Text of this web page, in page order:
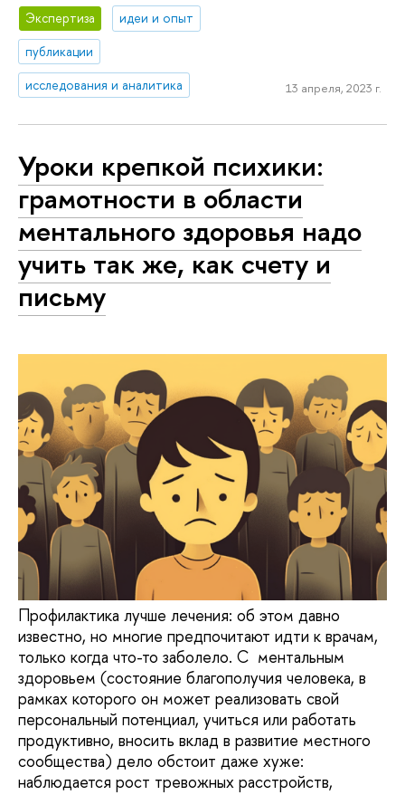
Экспертиза
идеи и опыт
публикации
исследования и аналитика
13 апреля, 2023 г.
Уроки крепкой психики:
грамотности в области
ментального здоровья надо
учить так же, как счету и
письму
Профилактика лучше лечения: об этом давно
известно, но многие предпочитают идти к врачам,
только когда что-то заболело. С ментальным
здоровьем (состояние благополучия человека, в
рамках которого он может реализовать свой
персональный потенциал, учиться или работать
продуктивно, вносить вклад в развитие местного
сообщества) дело обстоит даже хуже:
наблюдается рост тревожных расстройств,